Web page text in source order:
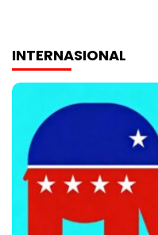
INTERNASIONAL